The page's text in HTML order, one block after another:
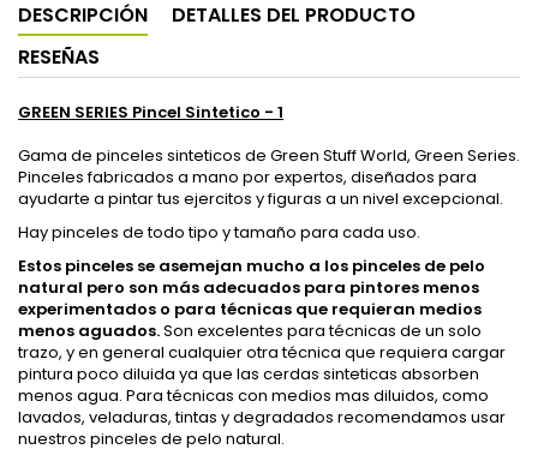
DESCRIPCIÓN
DETALLES DEL PRODUCTO
RESEÑAS
GREEN SERIES Pincel Sintetico - 1
Gama de pinceles sinteticos de Green Stuff World, Green Series.
Pinceles fabricados a mano por expertos, diseñados para
ayudarte a pintar tus ejercitos y figuras a un nivel excepcional.
Hay pinceles de todo tipo y tamaño para cada uso.
Estos pinceles se asemejan mucho a los pinceles de pelo
natural pero son más adecuados para pintores menos
experimentados o para técnicas que requieran medios
menos aguados.Son excelentes para técnicas de un solo
trazo, y en general cualquier otra técnica que requiera cargar
pintura poco diluida ya que las cerdas sinteticas absorben
menos agua. Para técnicas con medios mas diluidos, como
lavados, veladuras, tintas y degradados recomendamos usar
nuestros pinceles de pelo natural.